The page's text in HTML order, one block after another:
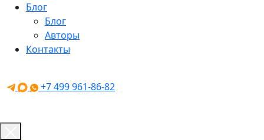
Блог
Блог
Авторы
Контакты
+7 499 961-86-82